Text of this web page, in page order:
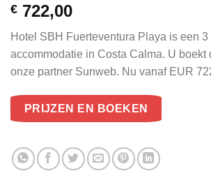
€ 722,00
Hotel SBH Fuerteventura Playa is een 3
accommodatie in Costa Calma. U boekt
onze partner Sunweb. Nu vanaf EUR
PRIJZEN EN BOEKEN